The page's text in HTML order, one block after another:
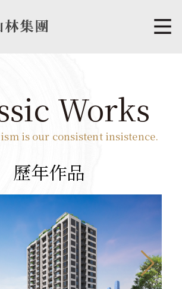
is our consistent insistence.
Works
歷年作品